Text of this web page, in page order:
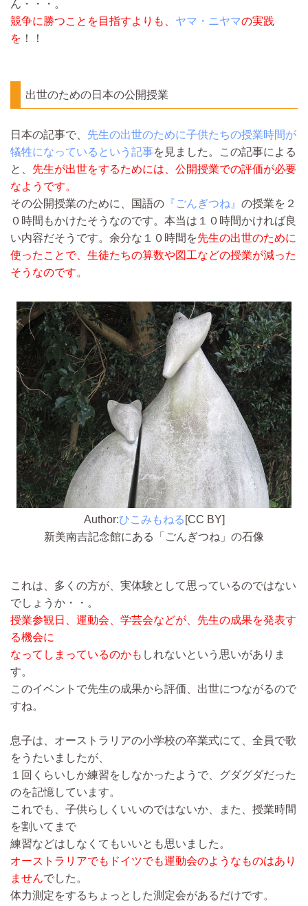
ん・・・。
競争に勝つことを目指すよりも、 ヤマ・ニヤマの実践
を ！！
出世のための日本の公開授業
日本の記事で、 先生の出世のために子供たちの授業時間が
犠牲になっているという記事を見ました。この記事による
と、 先生が出世をするためには、公開授業での評価が必要
なようです。
その公開授業のために、国語の 『ごんぎつね』 の授業を２
０時間もかけたそうなのです。本当は１０時間かければ良
い内容だそうです。余分な１０時間を先生の出世のために
使ったことで、生徒たちの算数や図工などの授業が減った
そうなのです。
Author:ひこみもねる [CC BY]
新美南吉記念館にある「ごんぎつね」の石像
これは、多くの方が、実体験として思っているのではない
でしょうか・・。
授業参観日、運動会、学芸会などが、先生の成果を発表す
る機会に
なってしまっているのかも しれないという思いがありま
す。
このイベントで先生の成果から評価、出世につながるので
すね。
息子は、オーストラリアの小学校の卒業式にて、全員で歌
をうたいましたが、
１回くらいしか練習をしなかったようで、グダグダだった
のを記憶しています。
これでも、子供らしくいいのではないか、また、授業時間
を割いてまで
練習などはしなくてもいいとも思いました。
オーストラリアでもドイツでも運動会のようなものはあり
ませんでした。
体力測定をするちょっとした測定会があるだけです。